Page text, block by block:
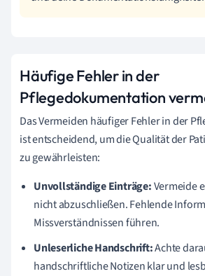
Häufige Fehler in der
Pflegedokumentation
Das Vermeiden häufiger Fehler in der
ist entscheidend, um die Qualität der
zu gewährleisten:
Unvollständige Einträge:Vermeide
nicht abzuschließen. Fehlende
Missverständnissen führen.
Unleserliche Handschrift:Achte
handschriftliche Notizen klar und